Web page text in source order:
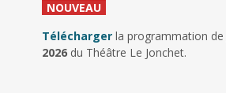
NOUVEAU_
Télécharger la programmation de
2026du Théâtre Le Jonchet.